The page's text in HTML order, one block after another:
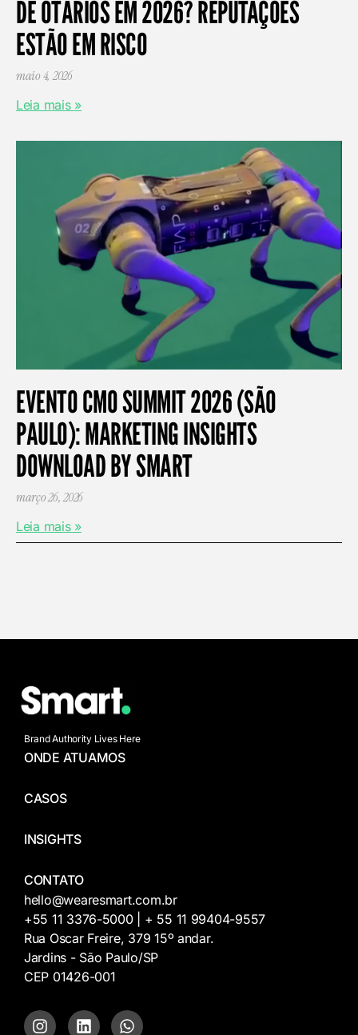
DE OTÁRIOS EM 2026? REPUTAÇÕES
ESTÃO EM RISCO
maio 4, 2026
Leia mais »
EVENTO CMO SUMMIT 2026 (SÃO
PAULO): MARKETING INSIGHTS
DOWNLOAD BY SMART
março 26, 2026
Leia mais »
Brand Authority Lives Here
ONDE ATUAMOS
CASOS
INSIGHTS
CONTATO
hello@wearesmart.com.br
+55 11 3376-5000 | + 55 11 99404-9557
Rua Oscar Freire, 379 15º andar.
Jardins - São Paulo/SP
CEP 01426-001